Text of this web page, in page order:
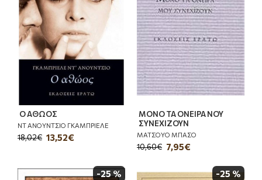
Ο ΑΘΩΟΣ
ΝΤ ΑΝΟΥΝΤΣΙΟ ΓΚΑΜΠΡΙΕΛΕ
13,52€
18,02€
ΜΟΝΟ ΤΑ ΟΝΕΙΡΑ ΝΟΥ
ΣΥΝΕΧΙΖΟΥΝ
ΜΑΤΣΟΥΟ ΜΠΑΣΟ
7,95€
10,60€
-25 % -25 %